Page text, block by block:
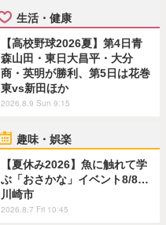
生活・健康
【高校野球2026夏】第4日青
森山田・東日大昌平・大分
商・英明が勝利、第5日は花巻
東vs新田ほか
2026.8.9 Sun 9:15
趣味・娯楽
【夏休み2026】魚に触れて学
ぶ「おさかな」イベント8/8…
川崎市
2026.8.7 Fri 10:45